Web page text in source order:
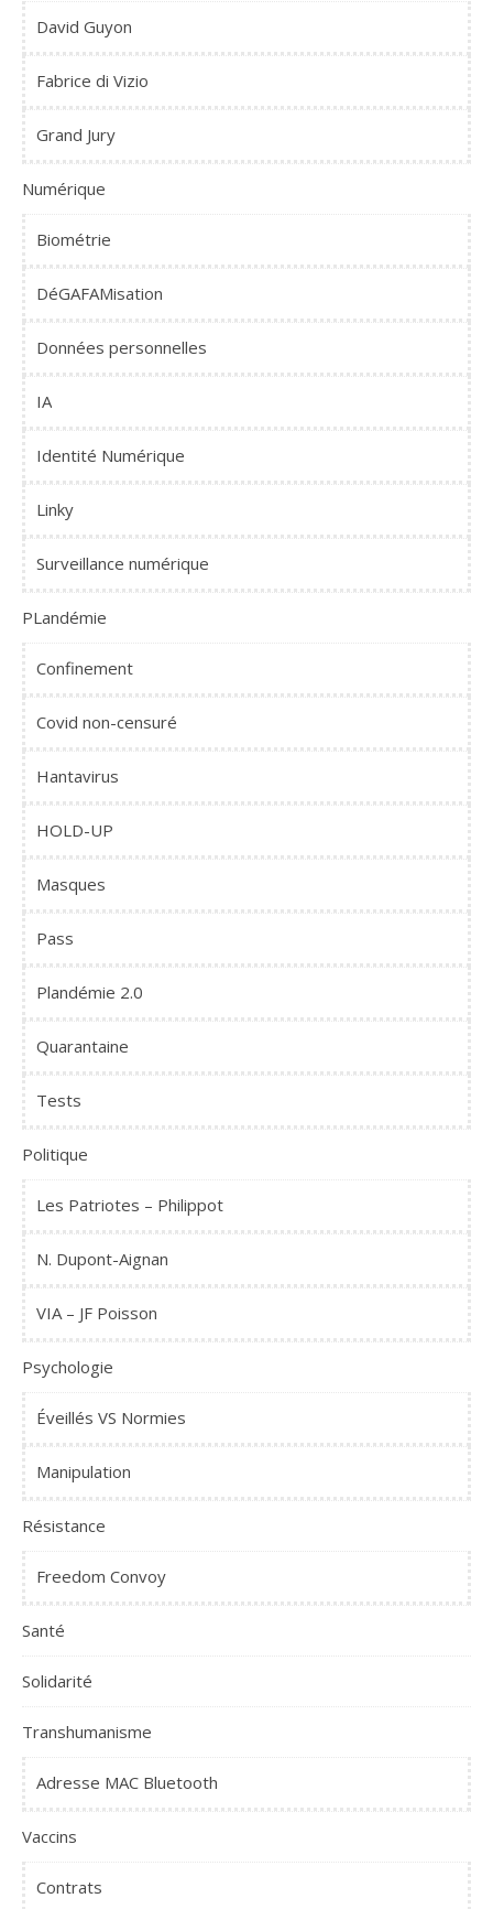
David Guyon
Fabrice di Vizio
Grand Jury
Numérique
Biométrie
DéGAFAMisation
Données personnelles
IA
Identité Numérique
Linky
Surveillance numérique
PLandémie
Confinement
Covid non-censuré
Hantavirus
HOLD-UP
Masques
Pass
Plandémie 2.0
Quarantaine
Tests
Politique
Les Patriotes – Philippot
N. Dupont-Aignan
VIA – JF Poisson
Psychologie
Éveillés VS Normies
Manipulation
Résistance
Freedom Convoy
Santé
Solidarité
Transhumanisme
Adresse MAC Bluetooth
Vaccins
Contrats